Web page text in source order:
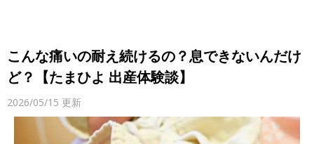
こんな痛いの耐え続けるの？息できないんだけ
ど？【たまひよ 出産体験談】
2026/05/15 更新